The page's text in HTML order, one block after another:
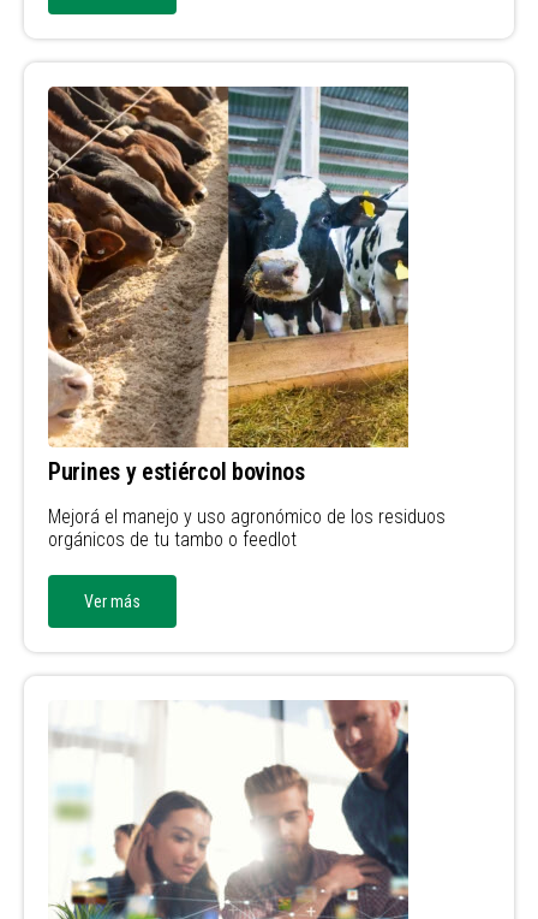
Purines y estiércol bovinos
Mejorá el manejo y uso agronómico de los residuos
orgánicos de tu tambo o feedlot
Ver más